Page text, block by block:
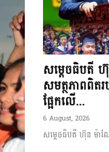
សម្តេចធិបតី
សមត្ថភាពពិ
ផ្អែកលើ...
6 August, 2026
សម្តេចធិបតី ហ៊ុន ម៉ា